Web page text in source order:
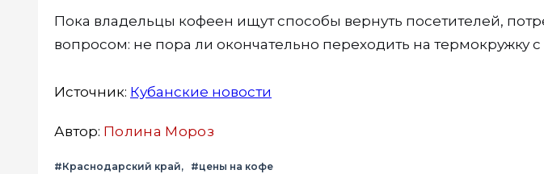
Пока владельцы кофеен ищут способы вернуть посетителей,
вопросом: не пора ли окончательно переходить на термокружку
Источник: Кубанские новости
Автор: Полина Мороз
#Краснодарский край #цены на кофе